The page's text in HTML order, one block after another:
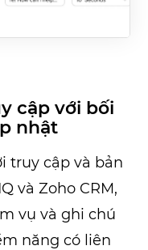
cập với bối
nhật
truy cập và bản
và Zoho CRM,
vụ và ghi chú
năng có liên